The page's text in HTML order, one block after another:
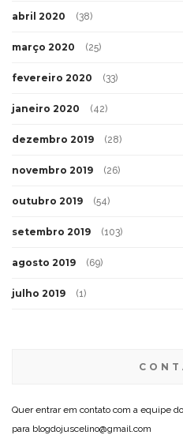
abril 2020 (38)
março 2020 (25)
fevereiro 2020 (33)
janeiro 2020 (42)
dezembro 2019 (28)
novembro 2019 (26)
outubro 2019 (54)
setembro 2019 (103)
agosto 2019 (69)
julho 2019 (1)
Quer entrar em contato com a equipe
para blogdojuscelino@gmail.com